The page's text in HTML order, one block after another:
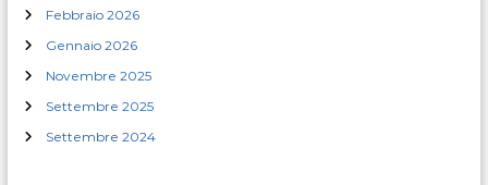
l
i
Febbraio 2026
Gennaio 2026
Novembre 2025
Settembre 2025
Settembre 2024